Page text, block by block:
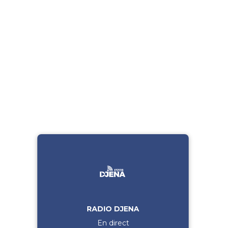
RADIO DJENA
En direct